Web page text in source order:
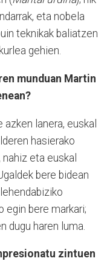
eta nobela
teknikak baliatzen
gehien.
munduan Martin
lanera, euskal
hasierako
eta euskal
bere bidean
egin bere markari;
dugu haren luma.
zintuen